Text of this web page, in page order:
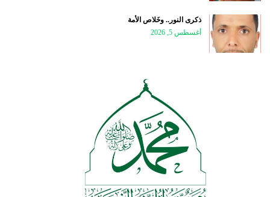
ذكرى النور.. وخَلاص الأمة
أغسطس 5, 2026